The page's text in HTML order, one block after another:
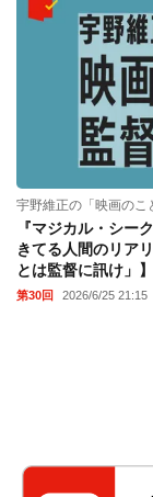
宇野維正の「映画のこ
『マジカル・シー
きてる人間のリア
とは監督に訊け」】
第30回 2026/6/25 21:15